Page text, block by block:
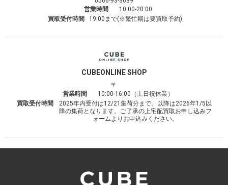
営業時間
10:00-20:00
買取受付時間
19:00まで(※繁忙期は要買取予約)
CUBEONLINE SHOP
〒
営業時間
10:00-16:00（土日祝休業）
買取受付時間
2025年内受付は12/21集荷分まで。以降は2026年1/5以
降の集荷となります。ご了承の上宅配買取お申し込みフ
ォームよりお申込みください。